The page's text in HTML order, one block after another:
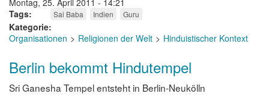
Montag, 25. April 2011 - 14:21
Tags
Sai Baba Indien Guru
Kategorie
Organisationen
Religionen der Welt Hinduistischer Kontext
Berlin bekommt Hindutempel
Sri Ganesha Tempel entsteht in Berlin-Neukölln